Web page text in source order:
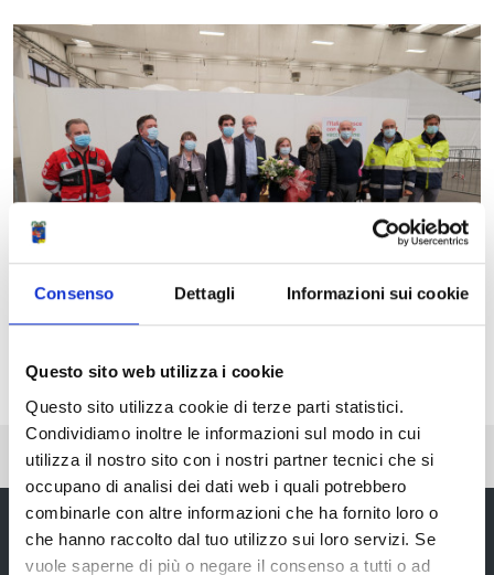
Consenso Dettagli Informazioni sui cookie
Questo sito web utilizza i cookie
Questo sito utilizza cookie di terze parti statistici.
Condividiamo inoltre le informazioni sul modo in cui
utilizza il nostro sito con i nostri partner tecnici che si
occupano di analisi dei dati web i quali potrebbero
combinarle con altre informazioni che ha fornito loro o
che hanno raccolto dal tuo utilizzo sui loro servizi. Se
vuole saperne di più o negare il consenso a tutti o ad
Ingrandisci
l'immagine
Pubblicato: 18 Ottobre 2021 — Ultima modifica: 16 Aprile 2024